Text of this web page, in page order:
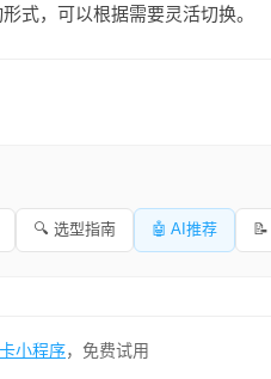
式，可以根据需要灵活切换。
🔍 选型指南 🤖 AI推荐
小程序，免费试用